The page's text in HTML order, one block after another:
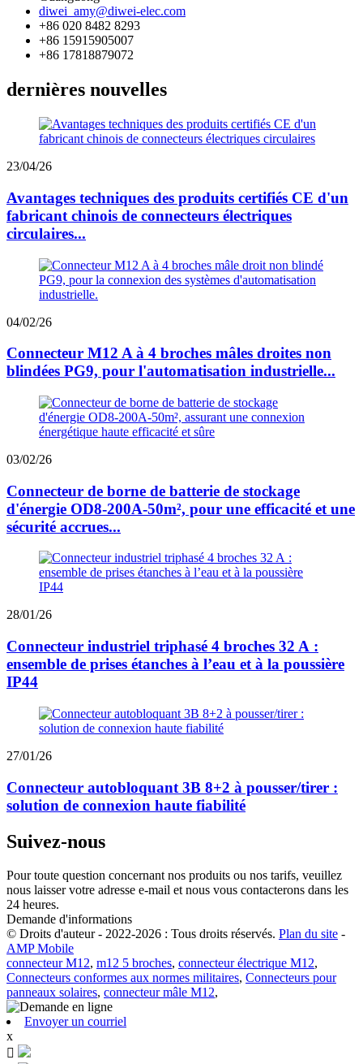
diwei_amy@diwei-elec.com
+86 020 8482 8293
+86 15915905007
+86 17818879072
dernières nouvelles
23/04/26
Avantages techniques des produits certifiés CE d'un
fabricant chinois de connecteurs électriques
circulaires...
04/02/26
Connecteur M12 A à 4 broches mâles droites non
blindées PG9, pour l'automatisation industrielle...
03/02/26
Connecteur de borne de batterie de stockage
d'énergie OD8-200A-50m², pour une efficacité et une
sécurité accrues...
28/01/26
Connecteur industriel triphasé 4 broches 32 A :
ensemble de prises étanches à l’eau et à la poussière
IP44
27/01/26
Connecteur autobloquant 3B 8+2 à pousser/tirer :
solution de connexion haute fiabilité
Suivez-nous
Pour toute question concernant nos produits ou nos tarifs, veuillez
nous laisser votre adresse e-mail et nous vous contacterons dans les
24 heures.
Demande d'informations
© Droits d'auteur - 2022-2026 : Tous droits réservés. Plan du site -
AMP Mobile
connecteur M12, m12 5 broches, connecteur électrique M12,
Connecteurs conformes aux normes militaires, Connecteurs pour
panneaux solaires, connecteur mâle M12,
Envoyer un courriel
x
